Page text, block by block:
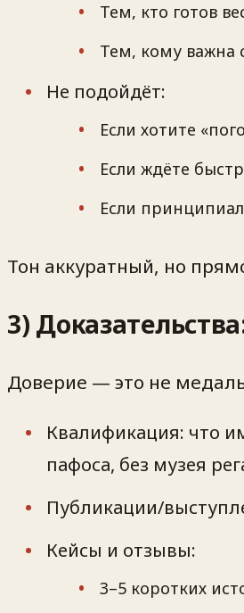
Тем, кто готов
Тем, кому важна
Не подойдёт:
Если хотите
Если ждёте
Если
Тон аккуратный, но
3)
Доверие — это не
Квалификация: что
пафоса, без музея
Публикации/
Кейсы и отзывы:
3–5 коротких